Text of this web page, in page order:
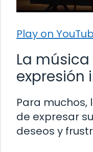
Play on
La
expresión
Para muchos,
de expresar
deseos y